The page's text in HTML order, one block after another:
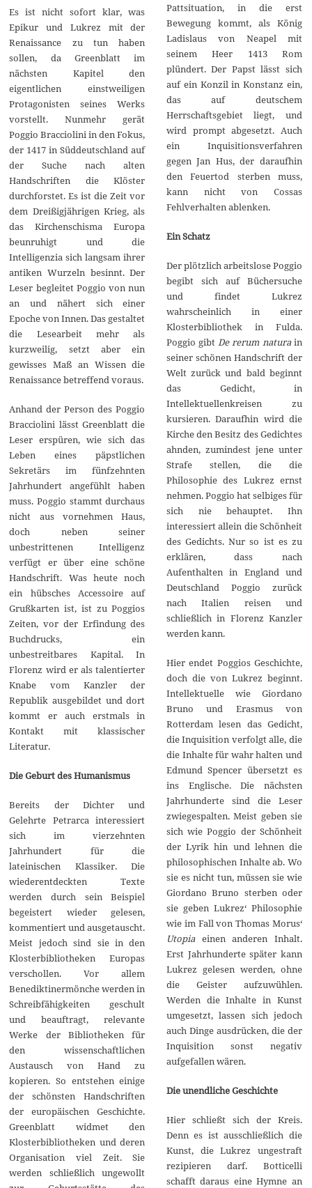
Es ist nicht sofort klar, was
Epikur und Lukrez mit der
Renaissance zu tun haben
sollen, da Greenblatt im
nächsten Kapitel den
eigentlichen einstweiligen
Protagonisten seines Werks
vorstellt. Nunmehr gerät
Poggio Bracciolini in den Fokus,
der 1417 in Süddeutschland auf
der Suche nach alten
Handschriften die Klöster
durchforstet. Es ist die Zeit vor
dem Dreißigjährigen Krieg, als
das Kirchenschisma Europa
beunruhigt und die
Intelligenzia sich langsam ihrer
antiken Wurzeln besinnt. Der
Leser begleitet Poggio von nun
an und nähert sich einer
Epoche von Innen. Das gestaltet
die Lesearbeit mehr als
kurzweilig, setzt aber ein
gewisses Maß an Wissen die
Renaissance betreffend voraus.
Anhand der Person des Poggio
Bracciolini lässt Greenblatt die
Leser erspüren, wie sich das
Leben eines päpstlichen
Sekretärs im fünfzehnten
Jahrhundert angefühlt haben
muss. Poggio stammt durchaus
nicht aus vornehmen Haus,
doch neben seiner
unbestrittenen Intelligenz
verfügt er über eine schöne
Handschrift. Was heute noch
ein hübsches Accessoire auf
Grußkarten ist, ist zu Poggios
Zeiten, vor der Erfindung des
Buchdrucks, ein
unbestreitbares Kapital. In
Florenz wird er als talentierter
Knabe vom Kanzler der
Republik ausgebildet und dort
kommt er auch erstmals in
Kontakt mit klassischer
Literatur.
Die Geburt des Humanismus
Bereits der Dichter und
Gelehrte Petrarca interessiert
sich im vierzehnten
Jahrhundert für die
lateinischen Klassiker. Die
wiederentdeckten Texte
werden durch sein Beispiel
begeistert wieder gelesen,
kommentiert und ausgetauscht.
Meist jedoch sind sie in den
Klosterbibliotheken Europas
verschollen. Vor allem
Benediktinermönche werden in
Schreibfähigkeiten geschult
und beauftragt, relevante
Werke der Bibliotheken für
den wissenschaftlichen
Austausch von Hand zu
kopieren. So entstehen einige
der schönsten Handschriften
der europäischen Geschichte.
Greenblatt widmet den
Klosterbibliotheken und deren
Organisation viel Zeit. Sie
werden schließlich ungewollt
Pattsituation, in die erst
Bewegung kommt, als König
Ladislaus von Neapel mit
seinem Heer 1413 Rom
plündert. Der Papst lässt sich
auf ein Konzil in Konstanz ein,
das auf deutschem
Herrschaftsgebiet liegt, und
wird prompt abgesetzt. Auch
ein Inquisitionsverfahren
gegen Jan Hus, der daraufhin
den Feuertod sterben muss,
kann nicht von Cossas
Fehlverhalten ablenken.
Ein Schatz
Der plötzlich arbeitslose Poggio
begibt sich auf Büchersuche
und findet Lukrez
wahrscheinlich in einer
Klosterbibliothek in Fulda.
Poggio gibt De rerum naturain
seiner schönen Handschrift der
Welt zurück und bald beginnt
das Gedicht, in
Intellektuellenkreisen zu
kursieren. Daraufhin wird die
Kirche den Besitz des Gedichtes
ahnden, zumindest jene unter
Strafe stellen, die die
Philosophie des Lukrez ernst
nehmen. Poggio hat selbiges für
sich nie behauptet. Ihn
interessiert allein die Schönheit
des Gedichts. Nur so ist es zu
erklären, dass nach
Aufenthalten in England und
Deutschland Poggio zurück
nach Italien reisen und
schließlich in Florenz Kanzler
werden kann.
Hier endet Poggios Geschichte,
doch die von Lukrez beginnt.
Intellektuelle wie Giordano
Bruno und Erasmus von
Rotterdam lesen das Gedicht,
die Inquisition verfolgt alle, die
die Inhalte für wahr halten und
Edmund Spencer übersetzt es
ins Englische. Die nächsten
Jahrhunderte sind die Leser
zwiegespalten. Meist geben sie
sich wie Poggio der Schönheit
der Lyrik hin und lehnen die
philosophischen Inhalte ab. Wo
sie es nicht tun, müssen sie wie
Giordano Bruno sterben oder
sie geben Lukrez‘ Philosophie
wie im Fall von Thomas Morus‘
Utopiaeinen anderen Inhalt.
Erst Jahrhunderte später kann
Lukrez gelesen werden, ohne
die Geister aufzuwühlen.
Werden die Inhalte in Kunst
umgesetzt, lassen sich jedoch
auch Dinge ausdrücken, die der
Inquisition sonst negativ
aufgefallen wären.
Die unendliche Geschichte
Hier schließt sich der Kreis.
Denn es ist ausschließlich die
Kunst, die Lukrez ungestraft
rezipieren darf. Botticelli
schafft daraus eine Hymne an